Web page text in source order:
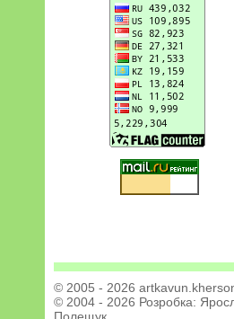
© 2005 - 2026
© 2004 - 2026 Розробка: